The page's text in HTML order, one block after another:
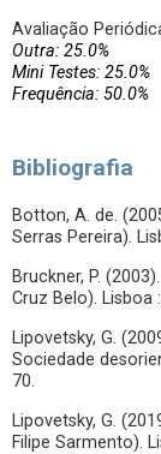
Avaliação
Outra: 25.0%
Mini Testes: 25.0%
Frequência: 50.0%
Bibliografia
Botton, A. de.
Serras Pereira).
Bruckner, P.
Cruz Belo). Lisboa
Lipovetsky, G.
Sociedade
70.
Lipovetsky, G.
Filipe Sarmento).